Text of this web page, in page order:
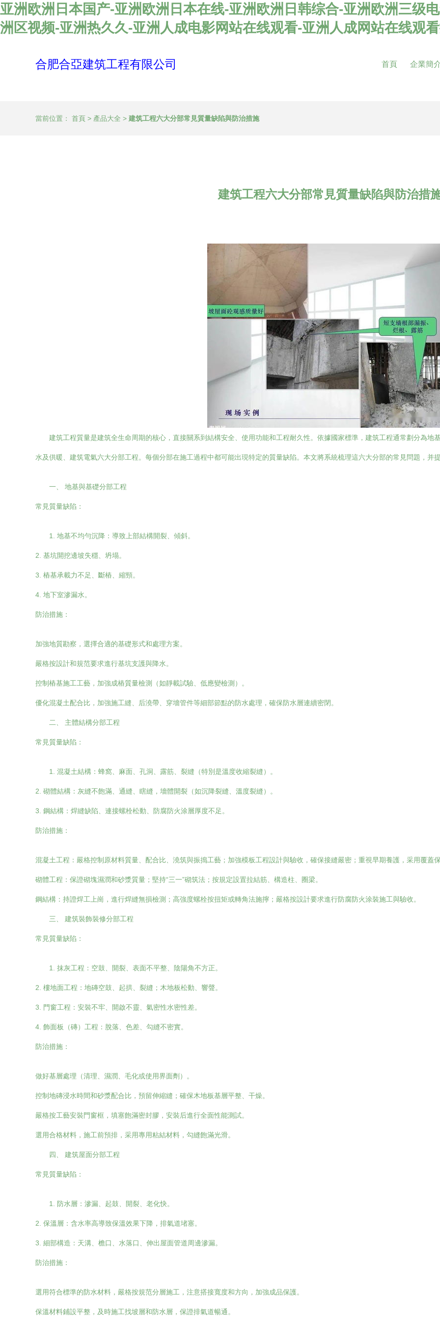
亚洲欧洲日本国产-亚洲欧洲日本在线-亚洲欧洲日韩综合-亚洲欧洲三级
洲区视频-亚洲热久久-亚洲人成电影网站在线观看-亚洲人成网站在线观
合肥合亞建筑工程有限公司 首頁 企業簡
當前位置： 首頁 > 產品大全 > 建筑工程六大分部常見質量缺陷與防治措施
建筑工程六大分部常見質量缺陷與防治措
建筑工程質量是建筑全生命周期的核心，直接關系到結構安全、使用功能和工程耐久性。依據國家標準，建筑工程通常劃分為地
水及供暖、建筑電氣六大分部工程。每個分部在施工過程中都可能出現特定的質量缺陷。本文將系統梳理這六大分部的常見問題，并
一、 地基與基礎分部工程
常見質量缺陷：
1. 地基不均勻沉降：導致上部結構開裂、傾斜。
2. 基坑開挖邊坡失穩、坍塌。
3. 樁基承載力不足、斷樁、縮頸。
4. 地下室滲漏水。
防治措施：
加強地質勘察，選擇合適的基礎形式和處理方案。
嚴格按設計和規范要求進行基坑支護與降水。
控制樁基施工工藝，加強成樁質量檢測（如靜載試驗、低應變檢測）。
優化混凝土配合比，加強施工縫、后澆帶、穿墻管件等細部節點的防水處理，確保防水層連續密閉。
二、 主體結構分部工程
常見質量缺陷：
1. 混凝土結構：蜂窩、麻面、孔洞、露筋、裂縫（特別是溫度收縮裂縫）。
2. 砌體結構：灰縫不飽滿、通縫、瞎縫，墻體開裂（如沉降裂縫、溫度裂縫）。
3. 鋼結構：焊縫缺陷、連接螺栓松動、防腐防火涂層厚度不足。
防治措施：
混凝土工程：嚴格控制原材料質量、配合比、澆筑與振搗工藝；加強模板工程設計與驗收，確保接縫嚴密；重視早期養護，采用覆蓋保
砌體工程：保證砌塊濕潤和砂漿質量；堅持“三一”砌筑法；按規定設置拉結筋、構造柱、圈梁。
鋼結構：持證焊工上崗，進行焊縫無損檢測；高強度螺栓按扭矩或轉角法施擰；嚴格按設計要求進行防腐防火涂裝施工與驗收。
三、 建筑裝飾裝修分部工程
常見質量缺陷：
1. 抹灰工程：空鼓、開裂、表面不平整、陰陽角不方正。
2. 樓地面工程：地磚空鼓、起拱、裂縫；木地板松動、響聲。
3. 門窗工程：安裝不牢、開啟不靈、氣密性水密性差。
4. 飾面板（磚）工程：脫落、色差、勾縫不密實。
防治措施：
做好基層處理（清理、濕潤、毛化或使用界面劑）。
控制地磚浸水時間和砂漿配合比，預留伸縮縫；確保木地板基層平整、干燥。
嚴格按工藝安裝門窗框，填塞飽滿密封膠，安裝后進行全面性能測試。
選用合格材料，施工前預排，采用專用粘結材料，勾縫飽滿光滑。
四、 建筑屋面分部工程
常見質量缺陷：
1. 防水層：滲漏、起鼓、開裂、老化快。
2. 保溫層：含水率高導致保溫效果下降，排氣道堵塞。
3. 細部構造：天溝、檐口、水落口、伸出屋面管道周邊滲漏。
防治措施：
選用符合標準的防水材料，嚴格按規范分層施工，注意搭接寬度和方向，加強成品保護。
保溫材料鋪設平整，及時施工找坡層和防水層，保證排氣道暢通。